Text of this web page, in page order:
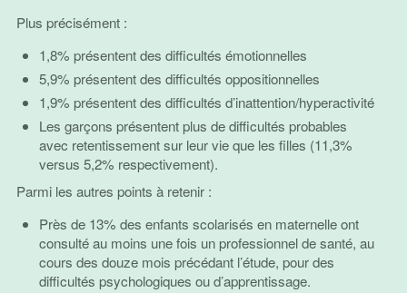
Plus précisément :
1,8% présentent des difficultés émotionnelles
5,9% présentent des difficultés oppositionnelles
1,9% présentent des difficultés d’inattention/hyperactivité
Les garçons présentent plus de difficultés probables
avec retentissement sur leur vie que les filles (11,3%
versus 5,2% respectivement).
Parmi les autres points à retenir :
Près de 13% des enfants scolarisés en maternelle ont
consulté au moins une fois un professionnel de santé, au
cours des douze mois précédant l’étude, pour des
difficultés psychologiques ou d’apprentissage.